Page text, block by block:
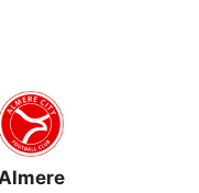
Almere